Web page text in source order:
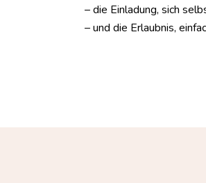
– die Einladung, sich
– und die Erlaubnis,